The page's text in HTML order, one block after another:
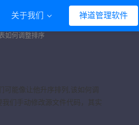
关于我们 禅道管理软件
如何调整排序
可能像让他升序排列,该如何调
们手动修改源文件代码，其实